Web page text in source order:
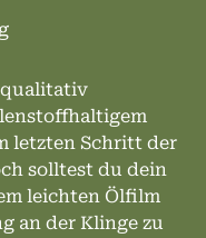
qualitativ
letzten Schritt der
solltest du dein
leichten Ölfilm
an der Klinge zu